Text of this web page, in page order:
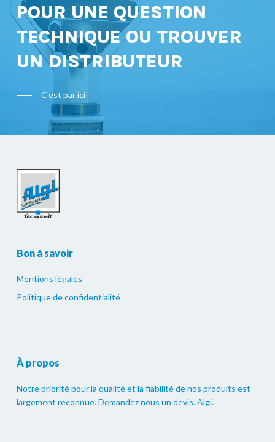
POUR UNE QUESTION
TECHNIQUE OU TROUVER
UN DISTRIBUTEUR
C'est par ici
Bon à savoir
Mentions légales
Politique de confidentialité
À propos
Notre priorité pour la qualité et la fiabilité de nos produits est
largement reconnue. Demandez nous un devis. Algi.